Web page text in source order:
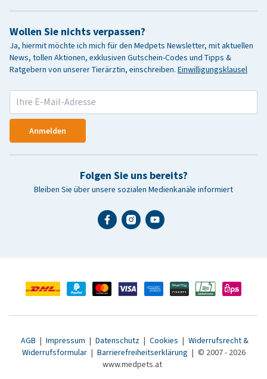
Wollen Sie nichts verpassen?
Ja, hiermit möchte ich mich für den Medpets Newsletter, mit aktuellen
News, tollen Aktionen, exklusiven Gutschein-Codes und Tipps &
Ratgebern von unserer Tierärztin, einschreiben. Einwilligungsklausel
Anmelden
Folgen Sie uns bereits?
Bleiben Sie über unsere sozialen Medienkanäle informiert
AGB | Impressum | Datenschutz | Cookies | Widerrufsrecht &
Widerrufsformular | Barrierefreiheitserklärung | © 2007 - 2026
www.medpets.at